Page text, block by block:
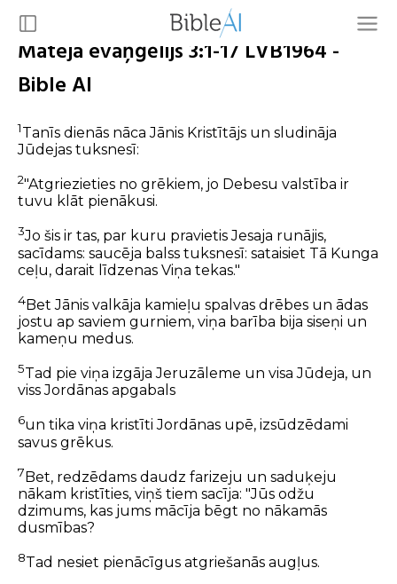
Mateja evaņģēlijs 3:1-17 LVB1964 -
Bible AI
1Tanīs dienās nāca Jānis Kristītājs un sludināja
Jūdejas tuksnesī:
2"Atgriezieties no grēkiem, jo Debesu valstība ir
tuvu klāt pienākusi.
3Jo šis ir tas, par kuru pravietis Jesaja runājis,
sacīdams: saucēja balss tuksnesī: sataisiet Tā Kunga
ceļu, darait līdzenas Viņa tekas."
4Bet Jānis valkāja kamieļu spalvas drēbes un ādas
jostu ap saviem gurniem, viņa barība bija siseņi un
kameņu medus.
5Tad pie viņa izgāja Jeruzāleme un visa Jūdeja, un
viss Jordānas apgabals
6un tika viņa kristīti Jordānas upē, izsūdzēdami
savus grēkus.
7Bet, redzēdams daudz farizeju un saduķeju
nākam kristīties, viņš tiem sacīja: "Jūs odžu
dzimums, kas jums mācīja bēgt no nākamās
dusmības?
8Tad nesiet pienācīgus atgriešanās augļus.